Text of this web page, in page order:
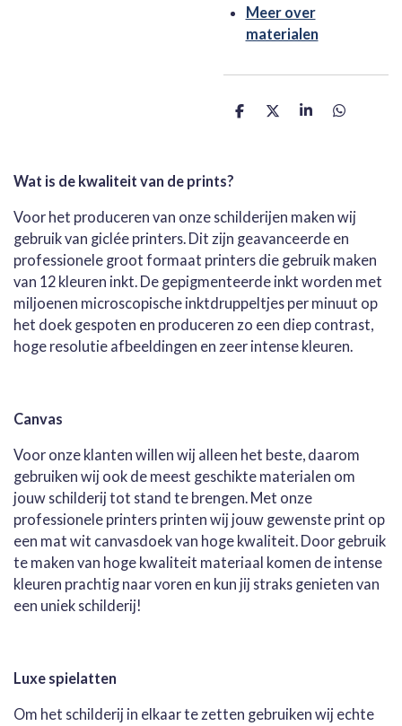
Meer over
materialen
D
D
S
D
Wat is de kwaliteit van de prints?
Voor het produceren van onze schilderijen maken wij
gebruik van giclée printers. Dit zijn geavanceerde en
professionele groot formaat printers die gebruik maken
van 12 kleuren inkt. De gepigmenteerde inkt worden met
miljoenen microscopische inktdruppeltjes per minuut op
het doek gespoten en produceren zo een diep contrast,
hoge resolutie afbeeldingen en zeer intense kleuren.
Canvas
Voor onze klanten willen wij alleen het beste, daarom
gebruiken wij ook de meest geschikte materialen om
jouw schilderij tot stand te brengen. Met onze
professionele printers printen wij jouw gewenste print op
een mat wit canvasdoek van hoge kwaliteit. Door gebruik
te maken van hoge kwaliteit materiaal komen de intense
kleuren prachtig naar voren en kun jij straks genieten van
een uniek schilderij!
Luxe spielatten
Om het schilderij in elkaar te zetten gebruiken wij echte